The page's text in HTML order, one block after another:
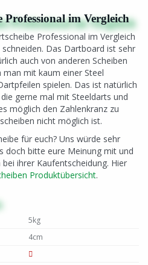
im Vergleich
Professional im Vergleich
Das Dartboard ist sehr
auch von anderen Scheiben
man mit kaum einer Steel
spielen. Das ist natürlich
gerne mal mit Steeldarts und
möglich den Zahlenkranz zu
nicht möglich ist.
für euch? Uns würde sehr
doch bitte eure Meinung mit und
ihrer Kaufentscheidung. Hier
Produktübersicht.
5kg
4cm